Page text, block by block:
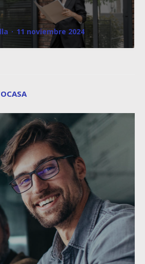
· 11 noviembre 2024